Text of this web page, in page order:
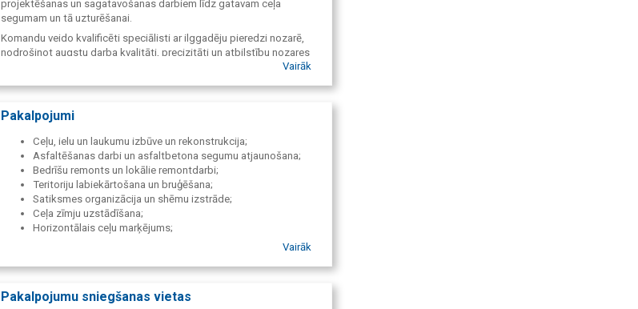
projektēšanas un sagatavošanas darbiem līdz gatavam ceļa
segumam un tā uzturēšanai.
Komandu veido kvalificēti speciālisti ar ilggadēju pieredzi nozarē,
nodrošinot augstu darba kvalitāti, precizitāti un atbilstību nozares
Vairāk
Pakalpojumi
Ceļu, ielu un laukumu izbūve un rekonstrukcija;
Asfaltēšanas darbi un asfaltbetona segumu atjaunošana;
Bedrīšu remonts un lokālie remontdarbi;
Teritoriju labiekārtošana un bruģēšana;
Satiksmes organizācija un shēmu izstrāde;
Ceļa zīmju uzstādīšana;
Horizontālais ceļu marķējums;
Vairāk
Pakalpojumu sniegšanas vietas